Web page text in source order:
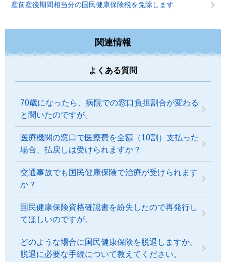
産前産後期間相当分の国民健康保険税を免除します
関連情報
よくある質問
70歳になったら、病院での窓口負担割合が変わる
と聞いたのですが。
医療機関の窓口で医療費を全額（10割）支払った
場合、払戻しは受けられますか？
交通事故でも国民健康保険で治療が受けられます
か？
国民健康保険資格確認書を紛失したので再発行し
てほしいのですが。
どのような場合に国民健康保険を脱退しますか。
脱退に必要な手続について教えてください。